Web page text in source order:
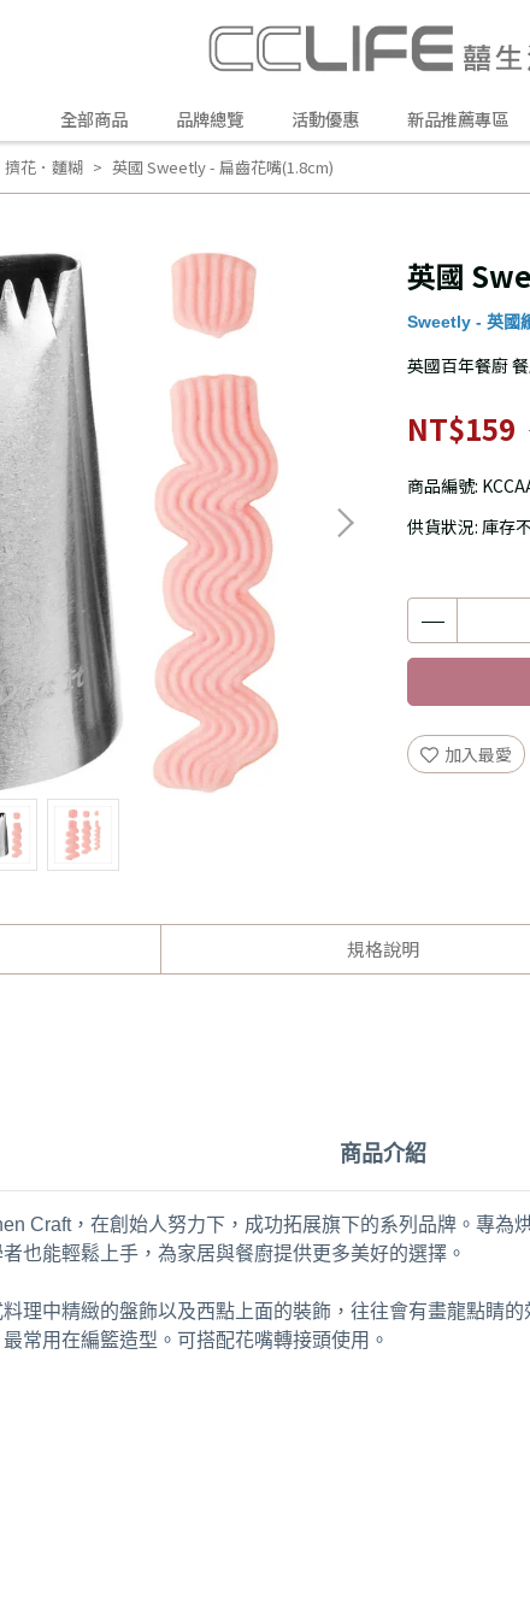
全部商品 品牌總覽 活動優惠 新品推薦專區
擠花．麵糊 英國 Sweetly - 扁齒花嘴(1.8cm)
英國
Sweetly - 英國
英國百年餐廚
NT$159
商品編號:
供貨狀況: 庫存
加入最愛
規格說明
商品介紹
Craft，在創始人努力下，成功拓展旗下的系列品牌。專
也能輕鬆上手，為家居與餐廚提供更多美好的選擇。
理中精緻的盤飾以及西點上面的裝飾，往往會有畫龍點睛
常用在編籃造型。可搭配花嘴轉接頭使用。